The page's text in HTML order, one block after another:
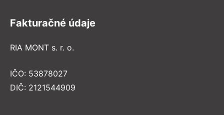
Fakturačné údaje
RIA MONT s. r. o.
IČO: 53878027
DIČ: 2121544909